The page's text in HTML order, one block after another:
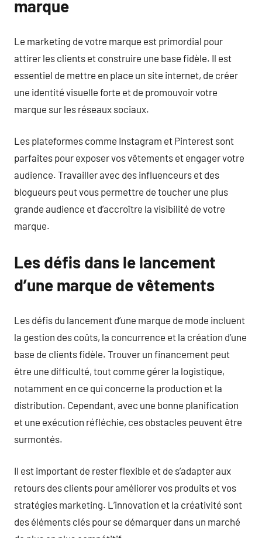
marque
Le marketing de votre marque est primordial pour
attirer les clients et construire une base fidèle. Il est
essentiel de mettre en place un site internet, de créer
une identité visuelle forte et de promouvoir votre
marque sur les réseaux sociaux.
Les plateformes comme Instagram et Pinterest sont
parfaites pour exposer vos vêtements et engager votre
audience. Travailler avec des influenceurs et des
blogueurs peut vous permettre de toucher une plus
grande audience et d’accroître la visibilité de votre
marque.
Les défis dans le lancement
d’une marque de vêtements
Les défis du lancement d’une marque de mode incluent
la gestion des coûts, la concurrence et la création d’une
base de clients fidèle. Trouver un financement peut
être une difficulté, tout comme gérer la logistique,
notamment en ce qui concerne la production et la
distribution. Cependant, avec une bonne planification
et une exécution réfléchie, ces obstacles peuvent être
surmontés.
Il est important de rester flexible et de s’adapter aux
retours des clients pour améliorer vos produits et vos
stratégies marketing. L’innovation et la créativité sont
des éléments clés pour se démarquer dans un marché